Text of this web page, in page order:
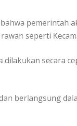
pemerintah
seperti
secara
berlangsung